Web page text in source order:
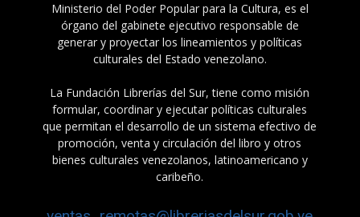
Ministerio del Poder Popular para la Cultura, es el
órgano del gabinete ejecutivo responsable de
generar y proyectar los lineamientos y políticas
culturales del Estado venezolano.
La Fundación Librerías del Sur, tiene como misión
formular, coordinar y ejecutar políticas culturales
que permitan el desarrollo de un sistema efectivo de
promoción, venta y circulación del libro y otros
bienes culturales venezolanos, latinoamericano y
caribeño.